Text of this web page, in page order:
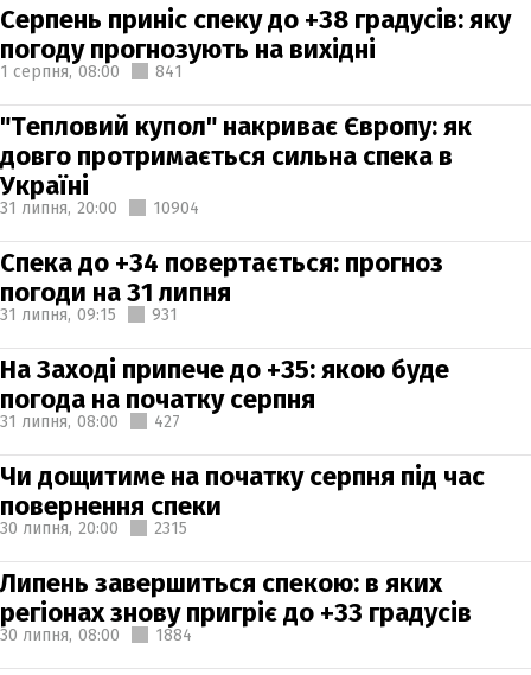
Серпень приніс спеку до +38 градусів: яку
погоду прогнозують на вихідні
1 серпня, 08:00 841
"Тепловий купол" накриває Європу: як
довго протримається сильна спека в
Україні
31 липня, 20:00 10904
Спека до +34 повертається: прогноз
погоди на 31 липня
31 липня, 09:15 931
На Заході припече до +35: якою буде
погода на початку серпня
31 липня, 08:00 427
Чи дощитиме на початку серпня під час
повернення спеки
30 липня, 20:00 2315
Липень завершиться спекою: в яких
регіонах знову пригріє до +33 градусів
30 липня, 08:00 1884